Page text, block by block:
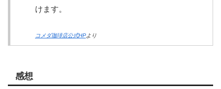
けます。
コメダ珈琲店公式HPより
感想